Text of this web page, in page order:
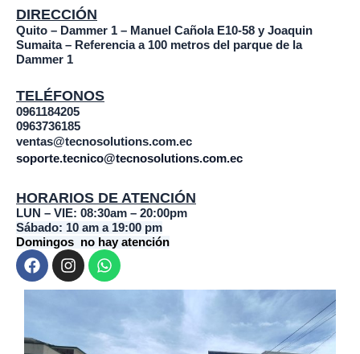
DIRECCIÓN
Quito – Dammer 1 – Manuel Cañola E10-58 y Joaquin
Sumaita – Referencia a 100 metros del parque de la
Dammer 1
TELÉFONOS
0961184205
0963736185
ventas@tecnosolutions.com.ec
soporte.tecnico@tecnosolutions.com.ec
HORARIOS DE ATENCIÓN
LUN – VIE: 08:30am – 20:00pm
Sábado: 10 am a 19:00 pm
Domingos no hay atención
F
a
c
o
I
n
s
W
h
a
a